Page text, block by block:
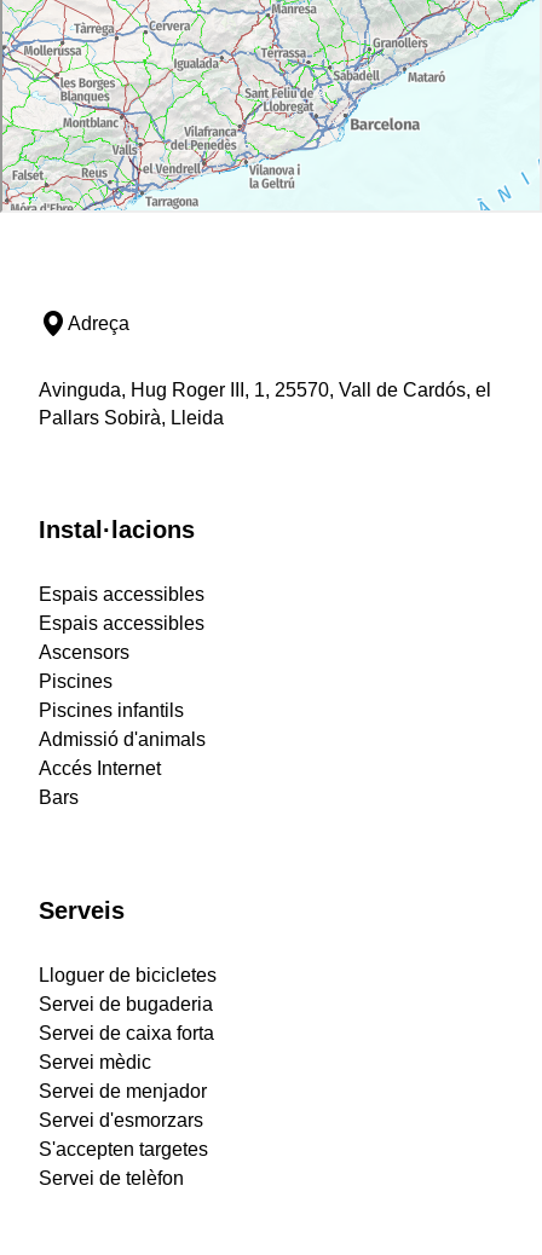
Adreça
Avinguda, Hug Roger III, 1, 25570, Vall de Cardós, el
Pallars Sobirà, Lleida
Instal·lacions
Espais accessibles
Espais accessibles
Ascensors
Piscines
Piscines infantils
Admissió d'animals
Accés Internet
Bars
Serveis
Lloguer de bicicletes
Servei de bugaderia
Servei de caixa forta
Servei mèdic
Servei de menjador
Servei d'esmorzars
S'accepten targetes
Servei de telèfon